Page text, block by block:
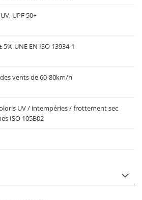
UPF 50+
5% UNE EN ISO 13934-1
vents de 60-80km/h
UV / intempéries / frottement sec
ISO 105B02